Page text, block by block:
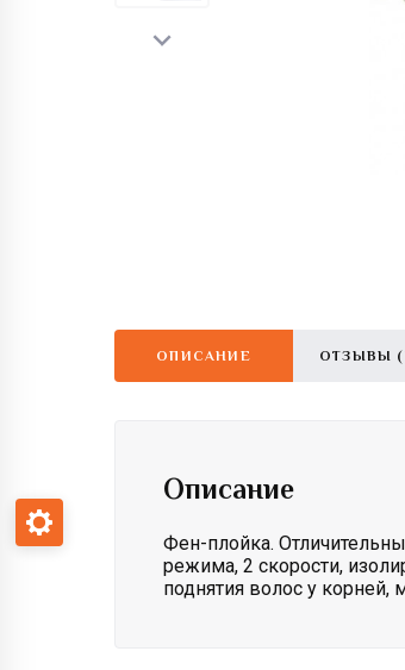
ОПИСАНИЕ ОТЗЫВЫ
Описание
Фен-плойка.
режима, 2 скорости,
поднятия волос у корней,